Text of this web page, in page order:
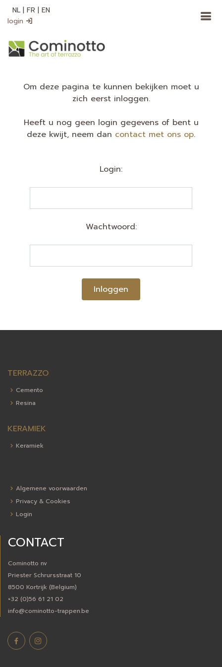
NL | FR | EN
login
Om deze pagina te kunnen bekijken moet u
zich eerst inloggen.
Heeft u nog geen login gegevens of bent u
deze kwijt, neem dan contact met ons op.
Login:
Wachtwoord:
Inloggen
TERRAZZO
Cemento
Resina
KERAMIEK
Keramiek
Algemene voorwaarden
Privacy & Cookies
Login
CONTACT
Cominotto nv
Priester Schrursstraat 10
8500 Kortrijk (Belgium)
+32 (0)56 61 21 02
info@cominotto-trappen.be